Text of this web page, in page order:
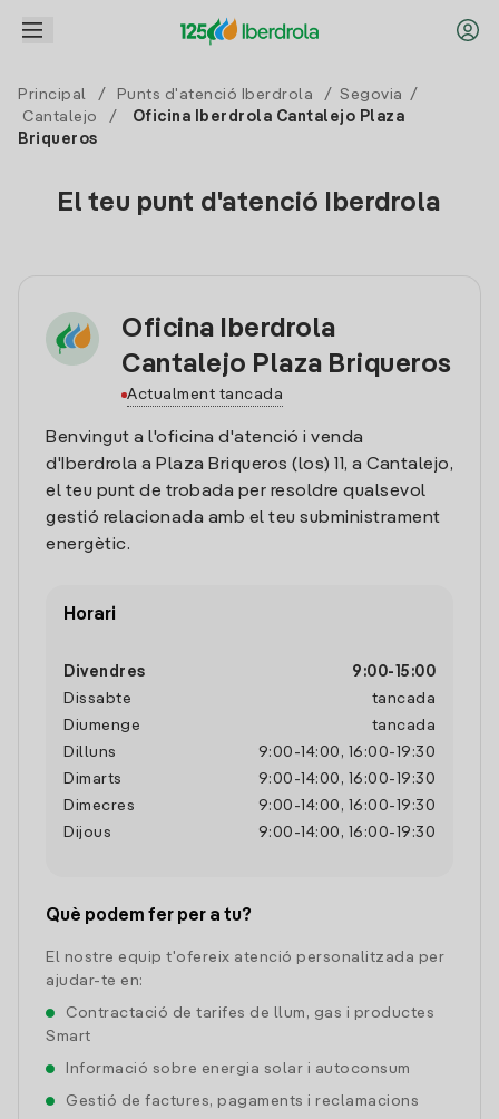
Principal / Punts d'atenció Iberdrola / Segovia
/
Cantalejo
/
Oficina Iberdrola Cantalejo Plaza
Briqueros
El teu punt d'atenció Iberdrola
Oficina Iberdrola
Cantalejo Plaza Briqueros
Actualment tancada
Benvingut a l'oficina d'atenció i venda
d'Iberdrola a Plaza Briqueros (los) 11, a Cantalejo,
el teu punt de trobada per resoldre qualsevol
gestió relacionada amb el teu subministrament
energètic.
Horari
Divendres 9:00- 15:00
Dissabte
tancada
Diumenge
tancada
Dilluns
9:00 - 14:00 , 16:00- 19:30
Dimarts
9:00 - 14:00 , 16:00- 19:30
Dimecres
9:00 - 14:00 , 16:00- 19:30
Dijous
9:00 - 14:00 , 16:00- 19:30
Què podem fer per a tu?
El nostre equip t'ofereix atenció personalitzada per
ajudar-te en:
Contractació de tarifes de llum, gas i productes
Smart
Informació sobre energia solar i autoconsum
Gestió de factures, pagaments i reclamacions